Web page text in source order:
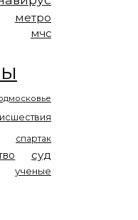
метро
мчс
спартак
суд
ученые